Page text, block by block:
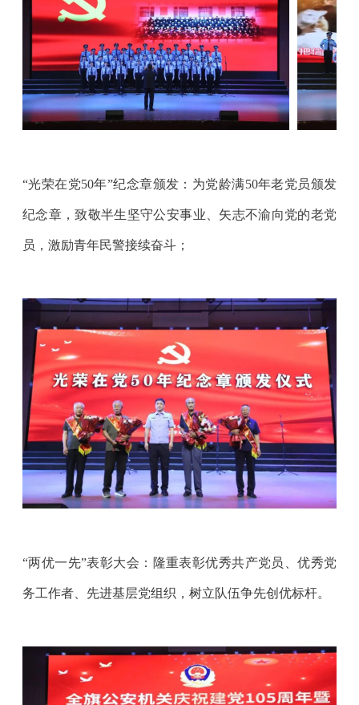
“光荣在党50年”纪念章颁发：为党龄满50年老党员颁发
纪念章，致敬半生坚守公安事业、矢志不渝向党的老党
员，激励青年民警接续奋斗；
“两优一先”表彰大会：隆重表彰优秀共产党员、优秀党
务工作者、先进基层党组织，树立队伍争先创优标杆。